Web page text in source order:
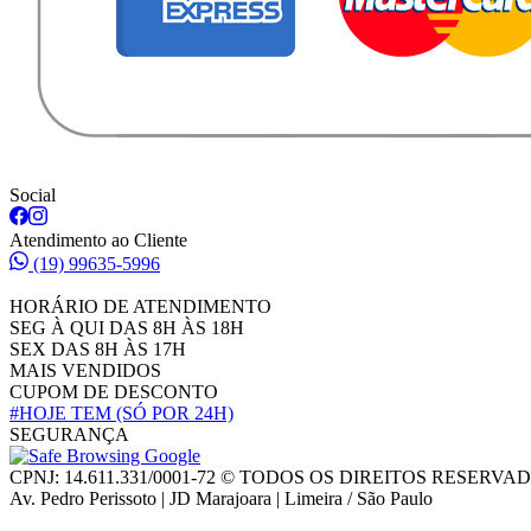
Social
Atendimento ao Cliente
(19) 99635-5996
HORÁRIO DE ATENDIMENTO
SEG À QUI DAS 8H ÀS 18H
SEX DAS 8H ÀS 17H
MAIS VENDIDOS
CUPOM DE DESCONTO
#HOJE TEM (SÓ POR 24H)
SEGURANÇA
CPNJ: 14.611.331/0001-72 © TODOS OS DIREITOS
Av. Pedro Perissoto | JD Marajoara | Limeira / São Paulo